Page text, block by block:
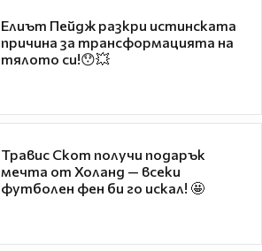
Елиът Пейдж разкри истинската
причина за трансформацията на
тялото си!😯💥
Травис Скот получи подарък
мечта от Холанд — всеки
футболен фен би го искал! 🤩